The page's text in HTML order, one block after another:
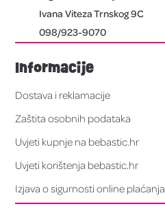
Ivana Viteza Trnskog 9C
098/923-9070
Informacije
Dostava i reklamacije
Zaštita osobnih podataka
Uvjeti kupnje na bebastic.hr
Uvjeti korištenja bebastic.hr
Izjava o sigurnosti online plaćanja